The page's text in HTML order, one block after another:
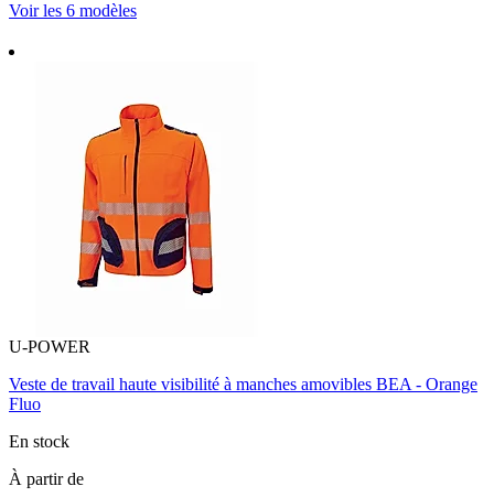
Voir les 6 modèles
U-POWER
Veste de travail haute visibilité à manches amovibles BEA - Orange
Fluo
En stock
À partir de